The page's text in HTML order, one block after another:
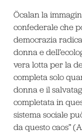
Öcalan la
confederale che
democrazia
donna e
vera lotta per la
completa solo
donna e il
completata in
sistema sociale
da questo caos”